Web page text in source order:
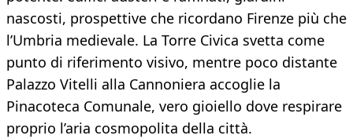
nascosti, prospettive che ricordano Firenze più che
l’Umbria medievale. La Torre Civica svetta come
punto di riferimento visivo, mentre poco distante
Palazzo Vitelli alla Cannoniera accoglie la
Pinacoteca Comunale, vero gioiello dove respirare
proprio l’aria cosmopolita della città.